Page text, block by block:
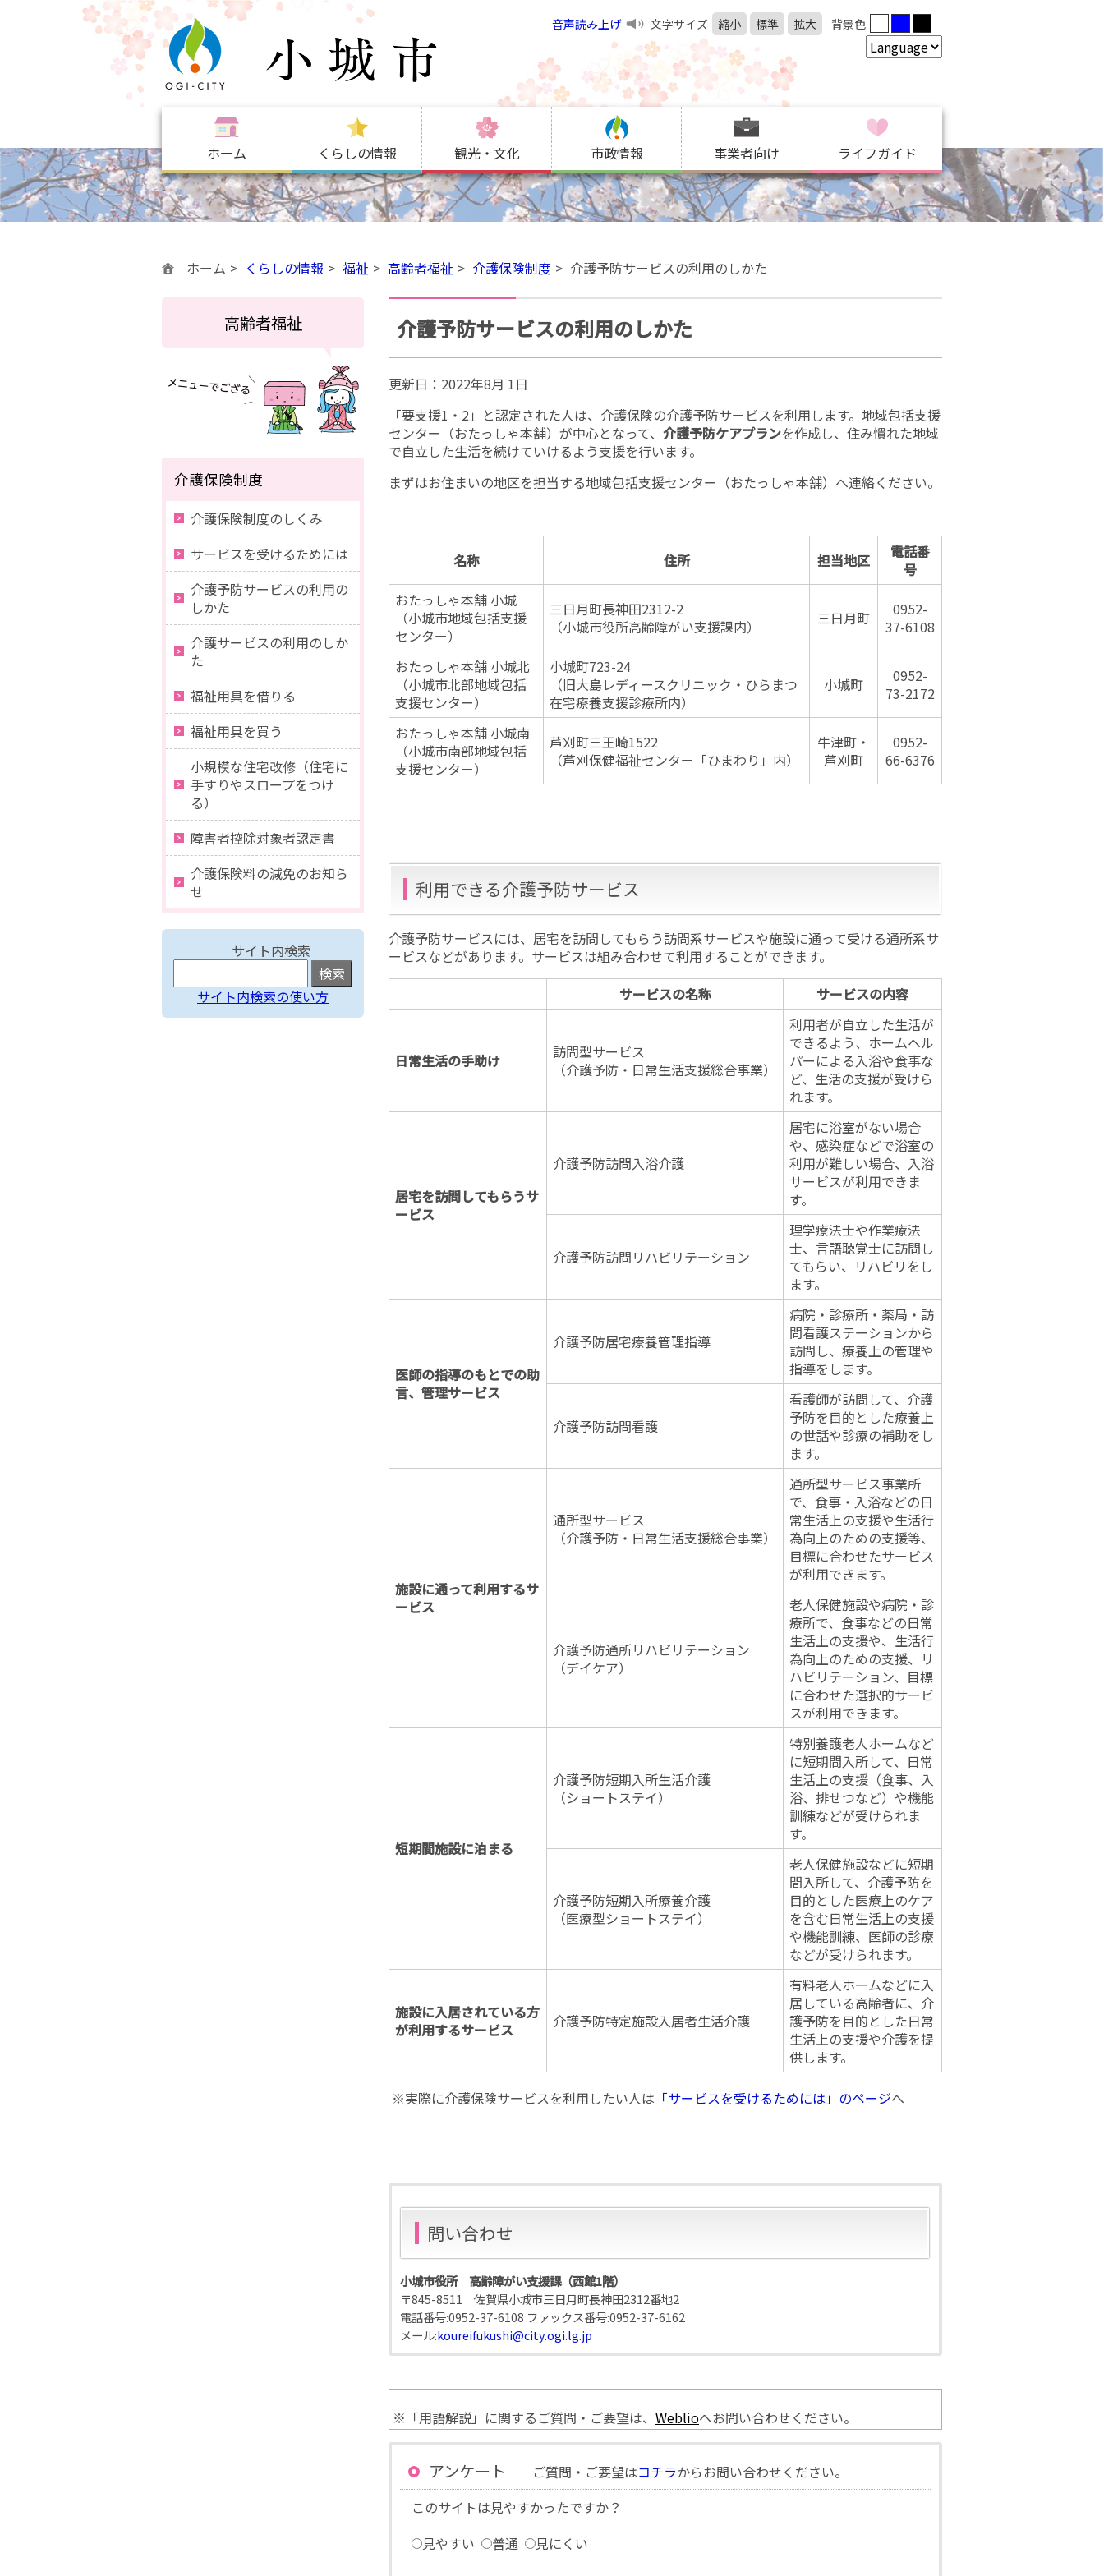
音声読み上げ 文字サイズ 縮小 標準 拡大 背景色
ホーム くらしの情報 観光・文化 市政情報 事業者向け ライフガイド
ホーム くらしの情報 福祉 高齢者福祉 介護保険制度 介護予防サービスの利用のしかた
介護予防サービスの利用のしかた
更新日： 2022年8月 1日
「要支援1・2」と認定された人は、介護保険の介護予防サービスを利用します。地域包括支援
センター（おたっしゃ本舗）が中心となって、 介護予防ケアプランを作成し、住み慣れた地域
で自立した生活を続けていけるよう支援を行います。
まずはお住まいの地区を担当する地域包括支援センター（おたっしゃ本舗）へ連絡ください。
名称 住所 担当地区
電話番
号
おたっしゃ本舗 小城
（小城市地域包括支援
センター）
三日月町長神田2312-2
（小城市役所高齢障がい支援課内）
三日月町
0952-
37-6108
おたっしゃ本舗 小城北
（小城市北部地域包括
支援センター）
小城町723-24
（旧大島レディースクリニック・ひらまつ
在宅療養支援診療所内）
小城町
0952-
73-2172
おたっしゃ本舗 小城南
（小城市南部地域包括
支援センター）
芦刈町三王崎1522
（芦刈保健福祉センター「ひまわり」内）
牛津町・
芦刈町
0952-
66-6376
利用できる介護予防サービス
介護予防サービスには、居宅を訪問してもらう訪問系サービスや施設に通って受ける通所系サ
ービスなどがあります。サービスは組み合わせて利用することができます。
サービスの名称
サービスの内容
日常生活の手助け
訪問型サービス
（介護予防・日常生活支援総合事業）
利用者が自立した生活が
できるよう、ホームヘル
パーによる入浴や食事な
ど、生活の支援が受けら
れます。
居宅を訪問してもらうサ
ービス
介護予防訪問入浴介護
居宅に浴室がない場合
や、感染症などで浴室の
利用が難しい場合、入浴
サービスが利用できま
す。
介護予防訪問リハビリテーション
理学療法士や作業療法
士、言語聴覚士に訪問し
てもらい、リハビリをし
ます。
医師の指導のもとでの助
言、管理サービス
介護予防居宅療養管理指導
病院・診療所・薬局・訪
問看護ステーションから
訪問し、療養上の管理や
指導をします。
介護予防訪問看護
看護師が訪問して、介護
予防を目的とした療養上
の世話や診療の補助をし
ます。
施設に通って利用するサ
ービス
通所型サービス
（介護予防・日常生活支援総合事業）
通所型サービス事業所
で、食事・入浴などの日
常生活上の支援や生活行
為向上のための支援等、
目標に合わせたサービス
が利用できます。
介護予防通所リハビリテーション
（デイケア）
老人保健施設や病院・診
療所で、食事などの日常
生活上の支援や、生活行
為向上のための支援、リ
ハビリテーション、目標
に合わせた選択的サービ
スが利用できます。
短期間施設に泊まる
介護予防短期入所生活介護
（ショートステイ）
特別養護老人ホームなど
に短期間入所して、日常
生活上の支援（食事、入
浴、排せつなど）や機能
訓練などが受けられま
す。
介護予防短期入所療養介護
（医療型ショートステイ）
老人保健施設などに短期
間入所して、介護予防を
目的とした医療上のケア
を含む日常生活上の支援
や機能訓練、医師の診療
などが受けられます。
施設に入居されている方
が利用するサービス
介護予防特定施設入居者生活介護
有料老人ホームなどに入
居している高齢者に、介
護予防を目的とした日常
生活上の支援や介護を提
供します。
※実際に介護保険サービスを利用したい人は 「サービスを受けるためには」のページへ
問い合わせ
小城市役所 高齢障がい支援課（西館1階）
〒845-8511 佐賀県小城市三日月町長神田2312番地2
電話番号:0952-37-6108 ファックス番号:0952-37-6162
メール:koureifukushi@city.ogi.lg.jp
※「用語解説」に関するご質問・ご要望は、 Weblioへお問い合わせください。
アンケート ご質問・ご要望はコチラからお問い合わせください。
このサイトは見やすかったですか？
見やすい
普通 見にくい
高齢者福祉
介護保険制度
介護保険制度のしくみ
サービスを受けるためには
介護予防サービスの利用の
しかた
介護サービスの利用のしか
た
福祉用具を借りる
福祉用具を買う
小規模な住宅改修（住宅に
手すりやスロープをつけ
る）
障害者控除対象者認定書
介護保険料の減免のお知ら
せ
サイト内検索
サイト内検索の使い方